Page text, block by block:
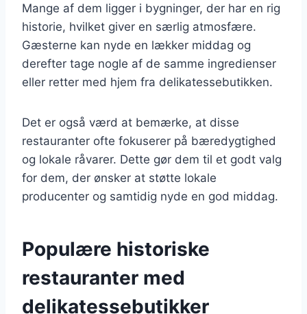
Mange af dem ligger i bygninger, der har en rig
historie, hvilket giver en særlig atmosfære.
Gæsterne kan nyde en lækker middag og
derefter tage nogle af de samme ingredienser
eller retter med hjem fra delikatessebutikken.
Det er også værd at bemærke, at disse
restauranter ofte fokuserer på bæredygtighed
og lokale råvarer. Dette gør dem til et godt valg
for dem, der ønsker at støtte lokale
producenter og samtidig nyde en god middag.
Populære historiske
restauranter med
delikatessebutikker